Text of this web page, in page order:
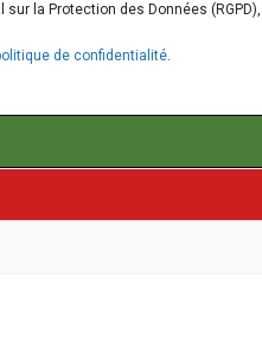
sur la Protection des Données
de confidentialité.